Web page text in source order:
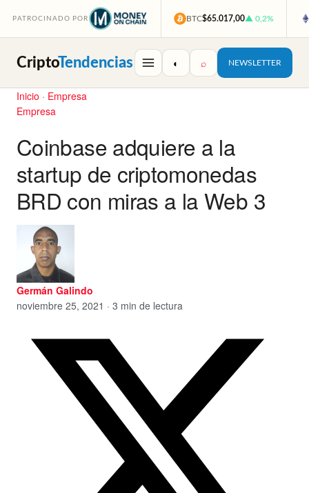
PATROCINADO POR BTC$65.017,00▲ 0,2%
CriptoTendencias ◐ ⌕ NEWSLETTER
Inicio · Empresa
Empresa
Coinbase adquiere a la
startup de criptomonedas
BRD con miras a la Web 3
Germán Galindo
noviembre 25, 2021 · 3 min de lectura